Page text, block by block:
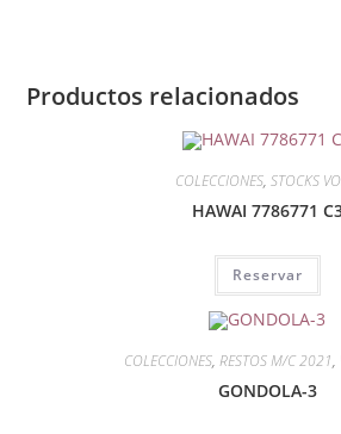
Productos relacionados
COLECCIONES, STOCKS
HAWAI 7786771
Reservar
COLECCIONES, RESTOS M/C 2021,
GONDOLA-3